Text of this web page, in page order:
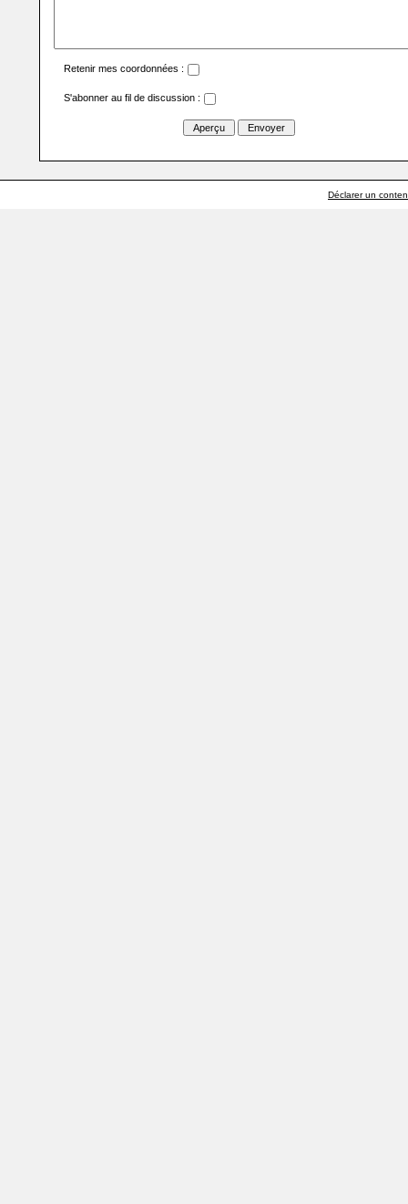
Retenir mes coordonnées :
S'abonner au fil de discussion :
Déclarer un